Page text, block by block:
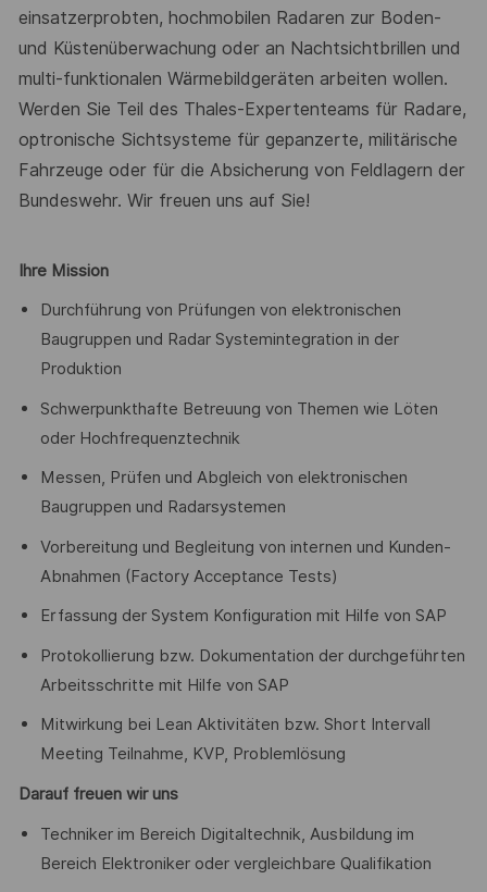
einsatzerprobten, hochmobilen Radaren zur Boden-
und Küstenüberwachung oder an Nachtsichtbrillen und
multi-funktionalen Wärmebildgeräten arbeiten wollen.
Werden Sie Teil des Thales-Expertenteams für Radare,
optronische Sichtsysteme für gepanzerte, militärische
Fahrzeuge oder für die Absicherung von Feldlagern der
Bundeswehr. Wir freuen uns auf Sie!
Ihre Mission
Durchführung von Prüfungen von elektronischen
Baugruppen und Radar Systemintegration in der
Produktion
Schwerpunkthafte Betreuung von Themen wie Löten
oder Hochfrequenztechnik
Messen, Prüfen und Abgleich von elektronischen
Baugruppen und Radarsystemen
Vorbereitung und Begleitung von internen und Kunden-
Abnahmen (Factory Acceptance Tests)
Erfassung der System Konfiguration mit Hilfe von SAP
Protokollierung bzw. Dokumentation der durchgeführten
Arbeitsschritte mit Hilfe von SAP
Mitwirkung bei Lean Aktivitäten bzw. Short Intervall
Meeting Teilnahme, KVP, Problemlösung
Darauf freuen wir uns
Techniker im Bereich Digitaltechnik, Ausbildung im
Bereich Elektroniker oder vergleichbare Qualifikation